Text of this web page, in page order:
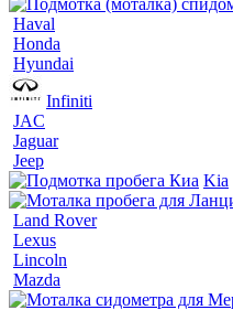
Haval
Honda
Hyundai
Infiniti
JAC
Jaguar
Jeep
Kia
Land Rover
Lexus
Lincoln
Mazda